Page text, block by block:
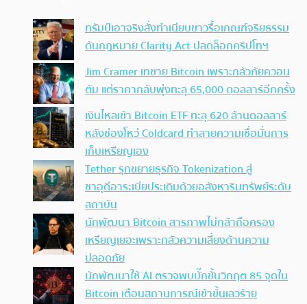
ทรัมป์เอาจริง สั่งทำเนียบขาวรื้อเกณฑ์จริยธรรม
ดันกฎหมาย Clarity Act ปลดล็อกคริปโทฯ
Jim Cramer เทขาย Bitcoin เพราะกลัวภัยควอน
ตัม แต่ราคากลับพุ่งทะลุ 65,000 ดอลลาร์อีกครั้ง
เงินไหลเข้า Bitcoin ETF ทะลุ 620 ล้านดอลลาร์
หลังช่องโหว่ Coldcard ทำลายความเชื่อมั่นการ
เก็บเหรียญเอง
Tether รุกขยายธุรกิจ Tokenization สู่
ซาอุดีอาระเบียประเดิมด้วยอสังหาริมทรัพย์ระดับ
สถาบัน
นักพัฒนา Bitcoin สารภาพไม่กล้าถือครอง
เหรียญเยอะเพราะกลัวความเสี่ยงด้านความ
ปลอดภัย
นักพัฒนาใช้ AI ตรวจพบบั๊กขั้นวิกฤต 85 จุดใน
Bitcoin เตือนสถานการณ์เข้าขั้นเลวร้าย